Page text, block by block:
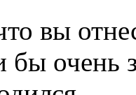
вы
очень